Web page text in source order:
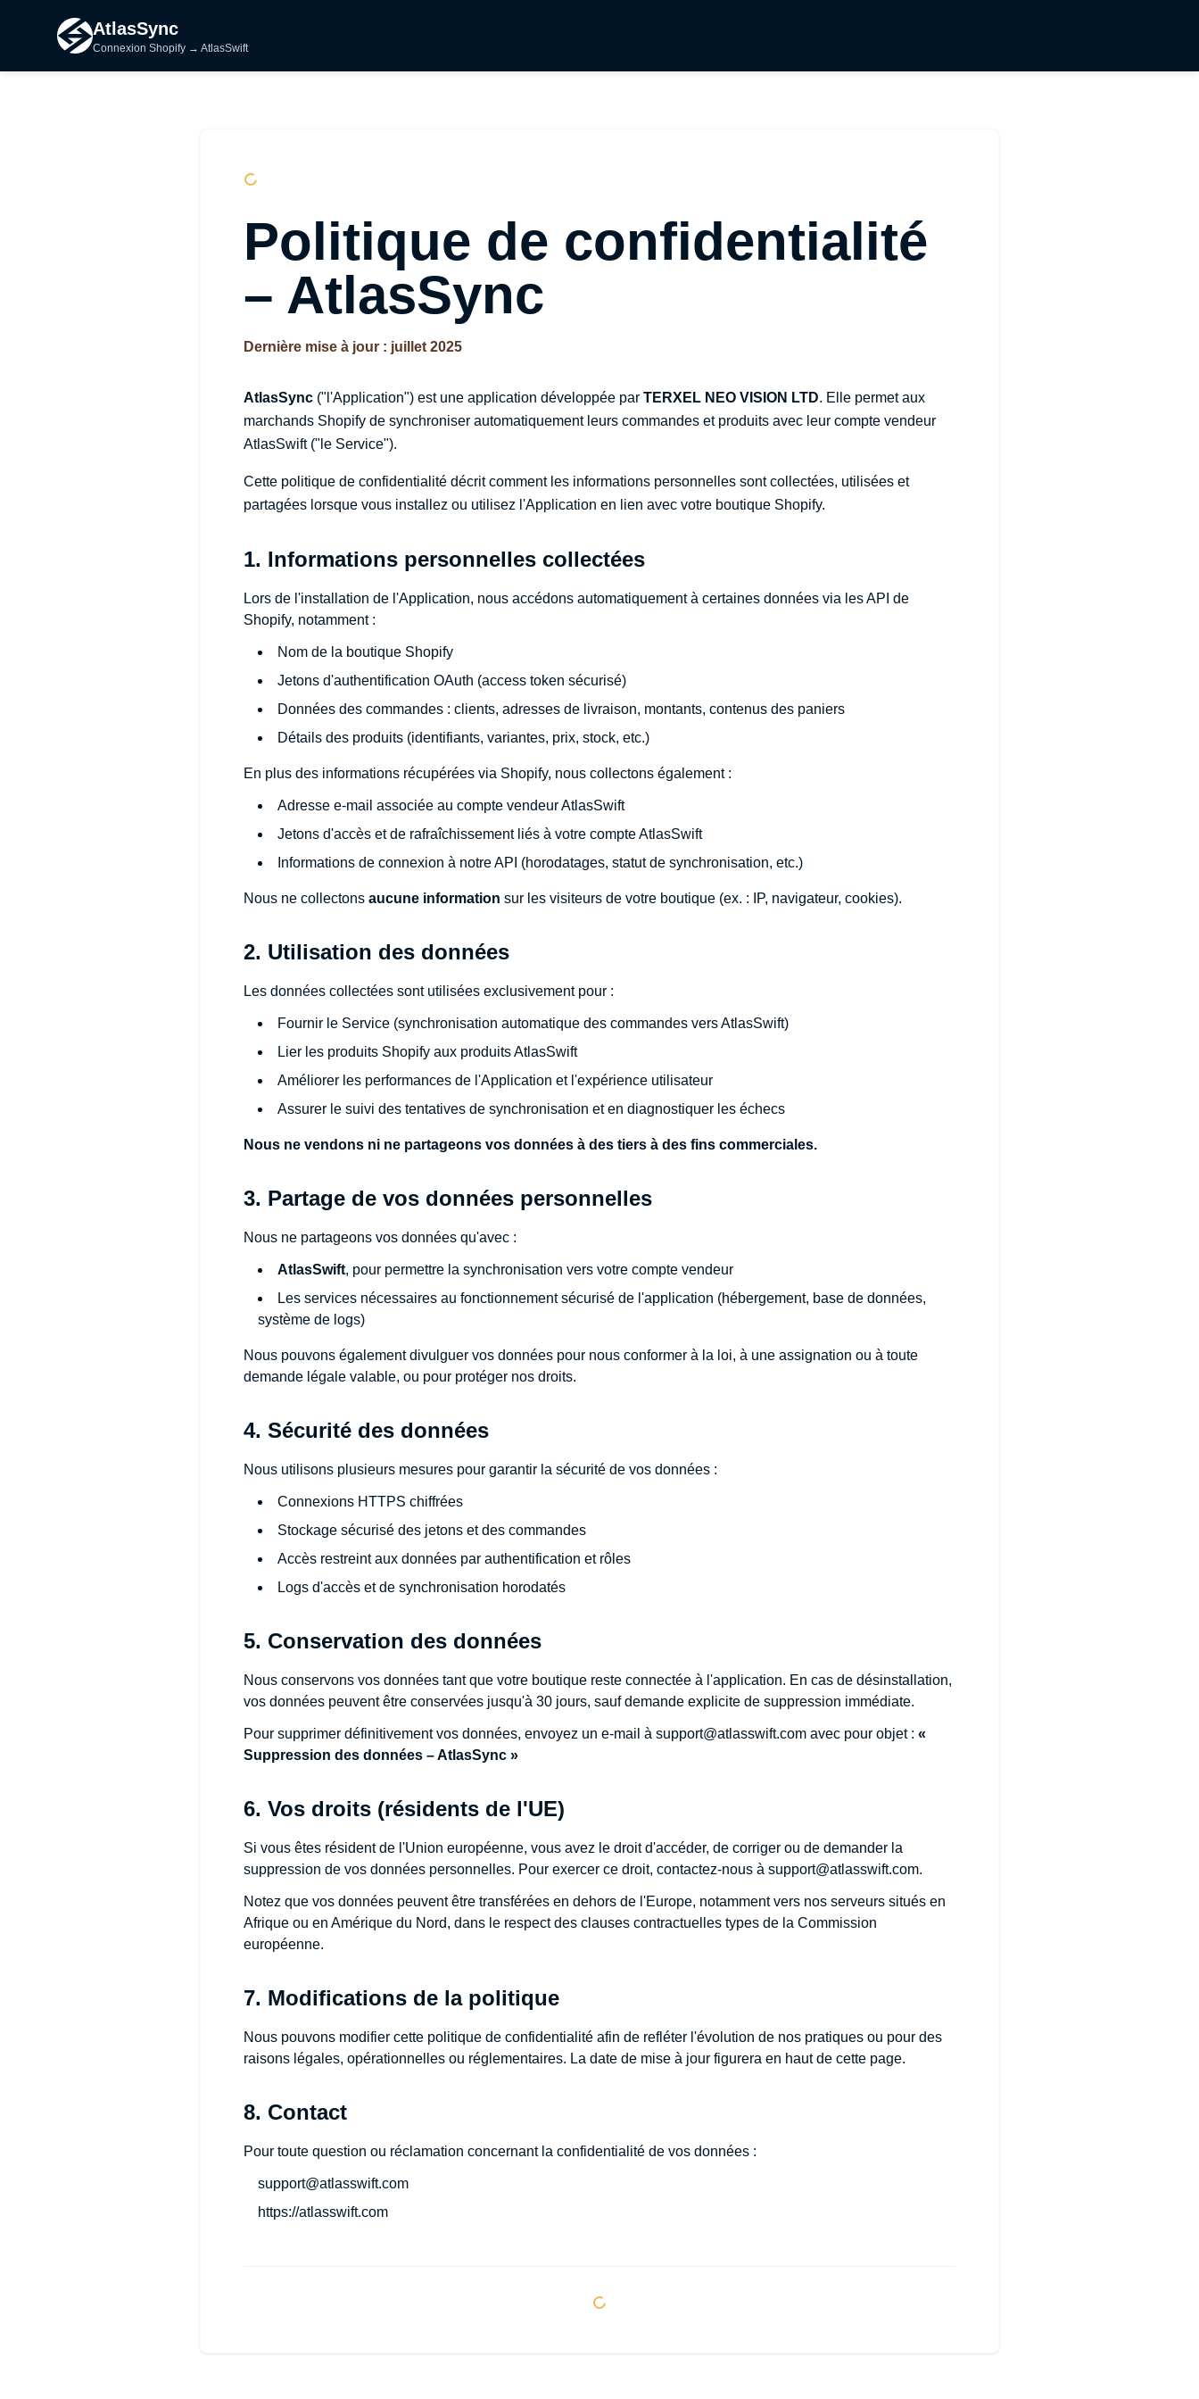
AtlasSync
Connexion Shopify → AtlasSwift
Politique de confidentialité
– AtlasSync
Dernière mise à jour : juillet 2025
AtlasSync ("l'Application") est une application développée par TERXEL NEO VISION LTD. Elle permet aux
marchands Shopify de synchroniser automatiquement leurs commandes et produits avec leur compte vendeur
AtlasSwift ("le Service").
Cette politique de confidentialité décrit comment les informations personnelles sont collectées, utilisées et
partagées lorsque vous installez ou utilisez l'Application en lien avec votre boutique Shopify.
1. Informations personnelles collectées
Lors de l'installation de l'Application, nous accédons automatiquement à certaines données via les API de
Shopify, notamment :
Nom de la boutique Shopify
Jetons d'authentification OAuth (access token sécurisé)
Données des commandes : clients, adresses de livraison, montants, contenus des paniers
Détails des produits (identifiants, variantes, prix, stock, etc.)
En plus des informations récupérées via Shopify, nous collectons également :
Adresse e-mail associée au compte vendeur AtlasSwift
Jetons d'accès et de rafraîchissement liés à votre compte AtlasSwift
Informations de connexion à notre API (horodatages, statut de synchronisation, etc.)
Nous ne collectons aucune information sur les visiteurs de votre boutique (ex. : IP, navigateur, cookies).
2. Utilisation des données
Les données collectées sont utilisées exclusivement pour :
Fournir le Service (synchronisation automatique des commandes vers AtlasSwift)
Lier les produits Shopify aux produits AtlasSwift
Améliorer les performances de l'Application et l'expérience utilisateur
Assurer le suivi des tentatives de synchronisation et en diagnostiquer les échecs
Nous ne vendons ni ne partageons vos données à des tiers à des fins commerciales.
3. Partage de vos données personnelles
Nous ne partageons vos données qu'avec :
AtlasSwift, pour permettre la synchronisation vers votre compte vendeur
Les services nécessaires au fonctionnement sécurisé de l'application (hébergement, base de données,
système de logs)
Nous pouvons également divulguer vos données pour nous conformer à la loi, à une assignation ou à toute
demande légale valable, ou pour protéger nos droits.
4. Sécurité des données
Nous utilisons plusieurs mesures pour garantir la sécurité de vos données :
Connexions HTTPS chiffrées
Stockage sécurisé des jetons et des commandes
Accès restreint aux données par authentification et rôles
Logs d'accès et de synchronisation horodatés
5. Conservation des données
Nous conservons vos données tant que votre boutique reste connectée à l'application. En cas de désinstallation,
vos données peuvent être conservées jusqu'à 30 jours, sauf demande explicite de suppression immédiate.
Pour supprimer définitivement vos données, envoyez un e-mail à support@atlasswift.com avec pour objet : «
Suppression des données – AtlasSync »
6. Vos droits (résidents de l'UE)
Si vous êtes résident de l'Union européenne, vous avez le droit d'accéder, de corriger ou de demander la
suppression de vos données personnelles. Pour exercer ce droit, contactez-nous à support@atlasswift.com.
Notez que vos données peuvent être transférées en dehors de l'Europe, notamment vers nos serveurs situés en
Afrique ou en Amérique du Nord, dans le respect des clauses contractuelles types de la Commission
européenne.
7. Modifications de la politique
Nous pouvons modifier cette politique de confidentialité afin de refléter l'évolution de nos pratiques ou pour des
raisons légales, opérationnelles ou réglementaires. La date de mise à jour figurera en haut de cette page.
8. Contact
Pour toute question ou réclamation concernant la confidentialité de vos données :
support@atlasswift.com
https://atlasswift.com